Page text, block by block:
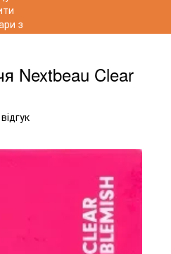
Nextbeau Clear